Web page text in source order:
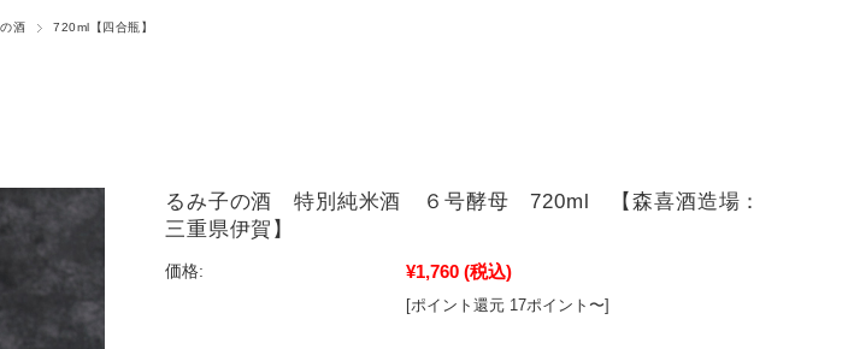
酒 720ml【四合瓶】
るみ子の酒 特別純米酒 ６号酵母 720ml 【森喜酒造場：
三重県伊賀】
価格: ¥1,760 (税込)
[ポイント還元 17ポイント〜]